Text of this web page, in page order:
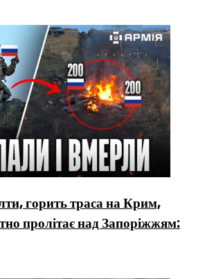
горить траса на Крим,
пролітає над Запоріжжям: